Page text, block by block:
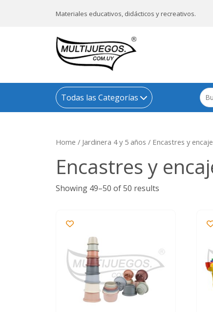
Materiales educativos, didácticos y recreativos.
Todas las Categorías
Home / Jardinera 4 y 5 años / Encastres y
Encastres y
Showing 49–50 of 50 results